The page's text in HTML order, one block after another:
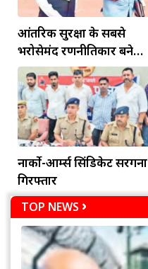
आंतरिक सुरक्षा के सबसे
भरोसेमंद रणनीतिकार बने
रहेंगे गोविंद मोहन
नार्को-आर्म्स सिंडिकेट सरगना
गिरफ्तार
TOP NEWS